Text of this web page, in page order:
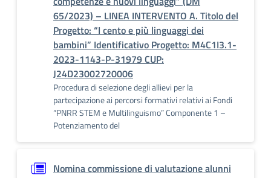
65/2023) – LINEA INTERVENTO A. Titolo del
Progetto: “I cento e più linguaggi dei
bambini” Identificativo Progetto: M4C1I3.1-
2023-1143-P-31979 CUP:
J24D23002720006
Procedura di selezione degli allievi per la
partecipazione ai percorsi formativi relativi ai Fondi
“PNRR STEM e Multilinguismo” Componente 1 –
Potenziamento del
Nomina commissione di valutazione alunni